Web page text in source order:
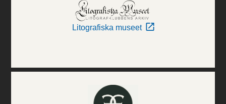
Litografiska museet